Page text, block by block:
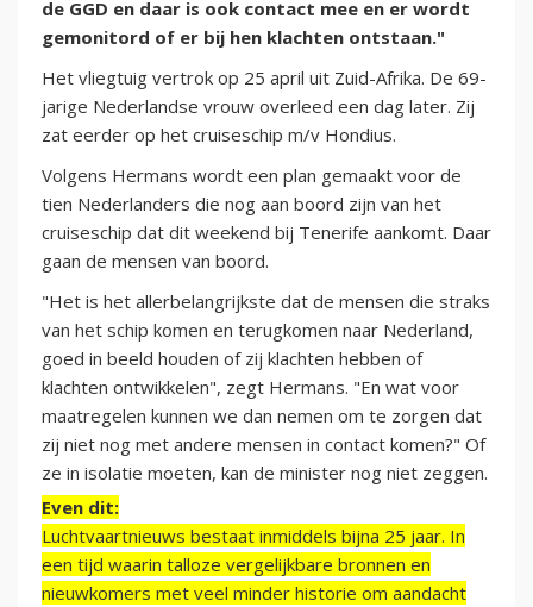
de GGD en daar is ook contact mee en er wordt
gemonitord of er bij hen klachten ontstaan."
Het vliegtuig vertrok op 25 april uit Zuid-Afrika. De 69-
jarige Nederlandse vrouw overleed een dag later. Zij
zat eerder op het cruiseschip m/v Hondius.
Volgens Hermans wordt een plan gemaakt voor de
tien Nederlanders die nog aan boord zijn van het
cruiseschip dat dit weekend bij Tenerife aankomt. Daar
gaan de mensen van boord.
"Het is het allerbelangrijkste dat de mensen die straks
van het schip komen en terugkomen naar Nederland,
goed in beeld houden of zij klachten hebben of
klachten ontwikkelen", zegt Hermans. "En wat voor
maatregelen kunnen we dan nemen om te zorgen dat
zij niet nog met andere mensen in contact komen?" Of
ze in isolatie moeten, kan de minister nog niet zeggen.
Even dit:
Luchtvaartnieuws bestaat inmiddels bijna 25 jaar. In
een tijd waarin talloze vergelijkbare bronnen en
nieuwkomers met veel minder historie om aandacht